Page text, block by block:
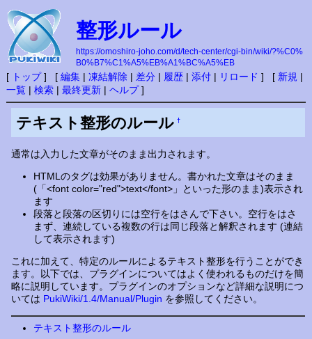
整形ルール
https://omoshiro-joho.com/d/tech-center/cgi-bin/wiki/?%C0%
B0%B7%C1%A5%EB%A1%BC%A5%EB
[ トップ] [ 編集| 凍結解除 | 差分| 履歴| 添付| リロード ] [ 新規 |
一覧| 検索| 最終更新| ヘルプ]
テキスト整形のルール †
通常は入力した文章がそのまま出力されます。
HTMLのタグは効果がありません。書かれた文章はそのまま
(「<font color="red">text</font>」といった形のまま)表示され
ます
段落と段落の区切りには空行をはさんで下さい。空行をはさ
まず、連続している複数の行は同じ段落と解釈されます (連結
して表示されます)
これに加えて、特定のルールによるテキスト整形を行うことができ
ます。以下では、プラグインについてはよく使われるものだけを簡
略に説明しています。プラグインのオプションなど詳細な説明につ
いては PukiWiki/1.4/Manual/Plugin を参照してください。
テキスト整形のルール